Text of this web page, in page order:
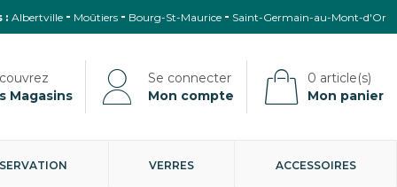
: Albertville Moûtiers Bourg-St-Maurice Saint-Germain-au-Mont-d'Or
Magasins Mon compte Mon panier
VERRES ACCESSOIRES